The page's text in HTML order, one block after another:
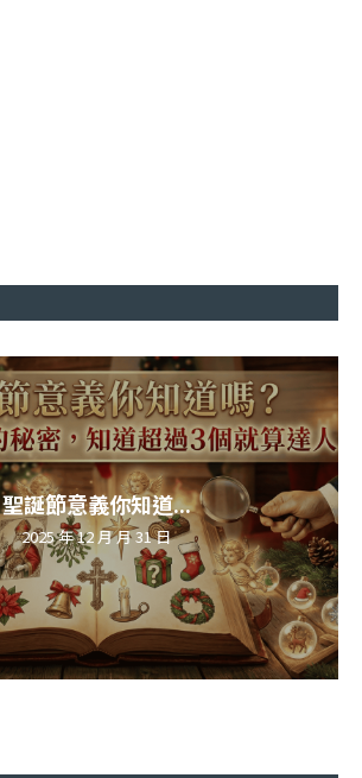
聖誕節意義你知道...
2025 年 12 月 月 31 日